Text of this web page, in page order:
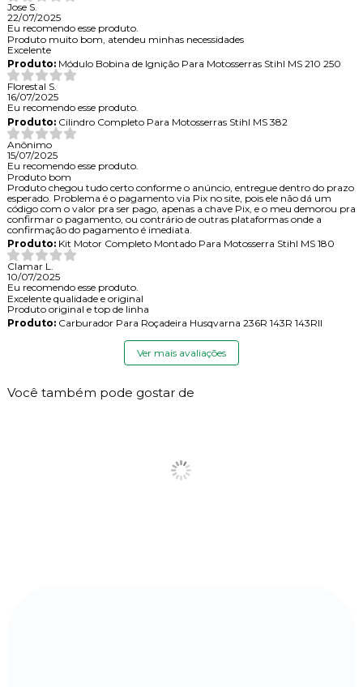
Jose S.
22/07/2025
Eu recomendo esse produto.
Produto muito bom, atendeu minhas necessidades
Excelente
Produto:Módulo Bobina de Ignição Para Motosserras Stihl MS 210 250
Florestal S.
16/07/2025
Eu recomendo esse produto.
Produto:Cilindro Completo Para Motosserras Stihl MS 382
Anônimo
15/07/2025
Eu recomendo esse produto.
Produto bom
Produto chegou tudo certo conforme o anúncio, entregue dentro do prazo
esperado. Problema é o pagamento via Pix no site, pois ele não dá um
código com o valor pra ser pago, apenas a chave Pix, e o meu demorou pra
confirmar o pagamento, ou contrário de outras plataformas onde a
confirmação do pagamento é imediata.
Produto:Kit Motor Completo Montado Para Motosserra Stihl MS 180
Clamar L.
10/07/2025
Eu recomendo esse produto.
Excelente qualidade e original
Produto original e top de linha
Produto:Carburador Para Roçadeira Husqvarna 236R 143R 143RII
Ver mais avaliações
Você também pode gostar de